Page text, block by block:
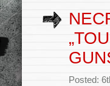
Posted: